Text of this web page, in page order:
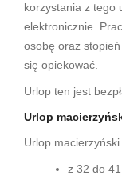
korzystania z tego
elektronicznie.
osobę oraz
się opiekować.
Urlop ten jest
Urlop
Urlop macierzyński
z 32 do